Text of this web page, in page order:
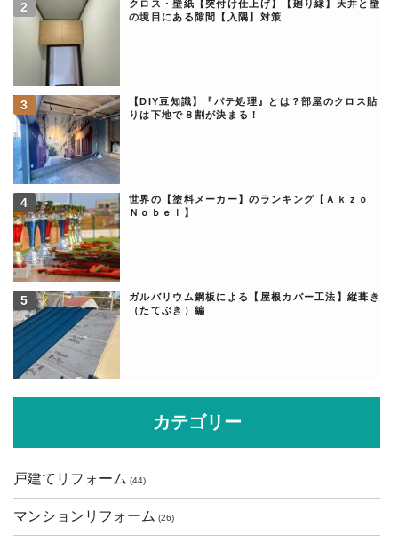
クロス・壁紙【突付け仕上げ】【廻り縁】天井と壁
の境目にある隙間【入隅】対策
【DIY豆知識】『パテ処理』とは？部屋のクロス貼
りは下地で８割が決まる！
世界の【塗料メーカー】のランキング【Ａｋｚｏ
Ｎｏｂｅｌ】
ガルバリウム鋼板による【屋根カバー工法】縦葺き
（たてぶき）編
カテゴリー
戸建てリフォーム (44)
マンションリフォーム (26)